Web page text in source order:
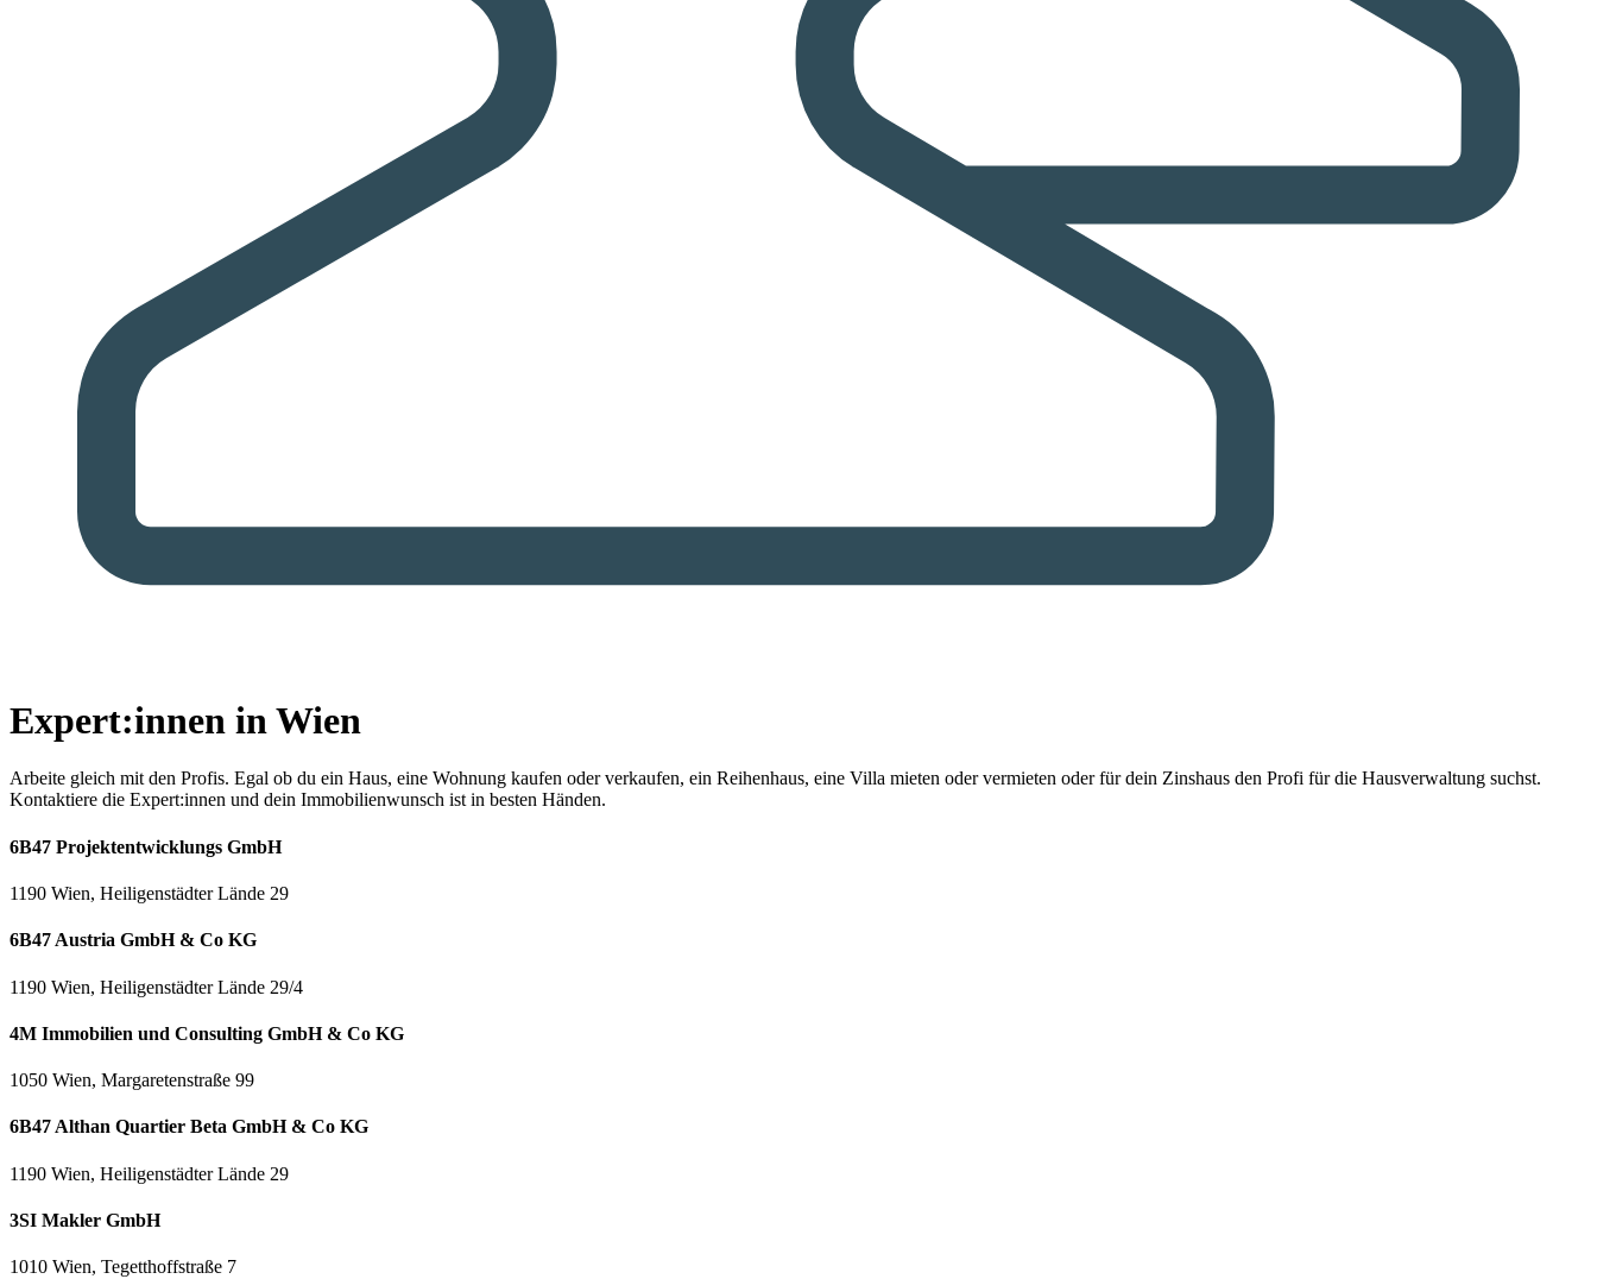
Expert:innen in Wien
Arbeite gleich mit den Profis. Egal ob du ein Haus, eine Wohnung kaufen oder verkaufen, ein Reihenhaus, eine Villa mieten oder vermieten oder für dein Zinshaus den Profi für die Hausverwaltung suchst.
Kontaktiere die Expert:innen und dein Immobilienwunsch ist in besten Händen.
6B47 Projektentwicklungs GmbH
1190 Wien, Heiligenstädter Lände 29
6B47 Austria GmbH & Co KG
1190 Wien, Heiligenstädter Lände 29/4
4M Immobilien und Consulting GmbH & Co KG
1050 Wien, Margaretenstraße 99
6B47 Althan Quartier Beta GmbH & Co KG
1190 Wien, Heiligenstädter Lände 29
3SI Makler GmbH
1010 Wien, Tegetthoffstraße 7